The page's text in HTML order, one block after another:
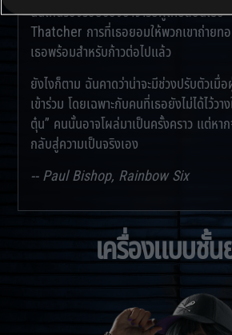
ฉันเห็นร่องรอยของอาจารย์ผู้เคยสอนเธ
Thatcher การที่เธอยอมให้พวกเขาถ่าย
เธอพร้อมสำหรับก้าวต่อไปแล้ว
ยังไงก็ตาม ฉันคาดว่าน่าจะมีช่วงปรับตัวเ
เข้าร่วม โดยเฉพาะกับคนที่เธอยังไม่ได้ไว้วา
ตุ๋น” คนนั้นอาจโผล่มาเป็นครั้งคราว แต่หา
กลับสู่ความเป็นจริงเอง
-- Paul Bishop, Rainbow Six
เครื่องแบบชั้